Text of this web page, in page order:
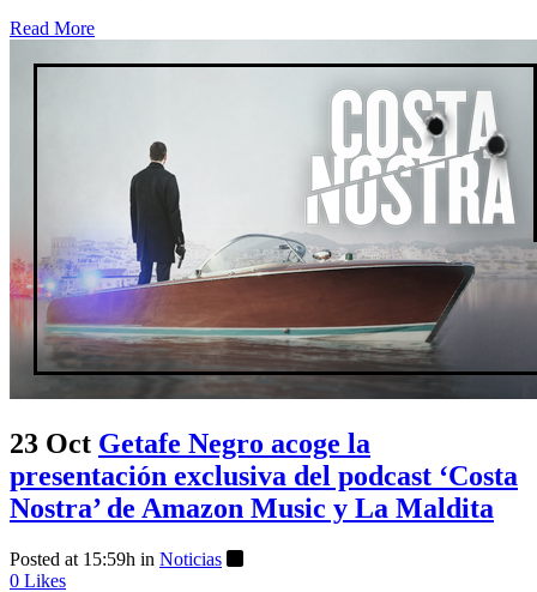
Read More
23 Oct Getafe Negro acoge la
presentación exclusiva del podcast ‘Costa
Nostra’ de Amazon Music y La Maldita
Posted at 15:59h in Noticias
0 Likes